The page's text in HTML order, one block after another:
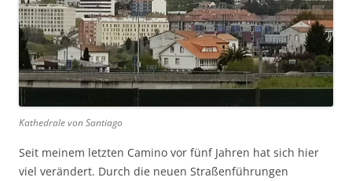
Kathedrale von Santiago
Seit meinem letzten Camino vor fünf Jahren hat sich hier
viel verändert. Durch die neuen Straßenführungen